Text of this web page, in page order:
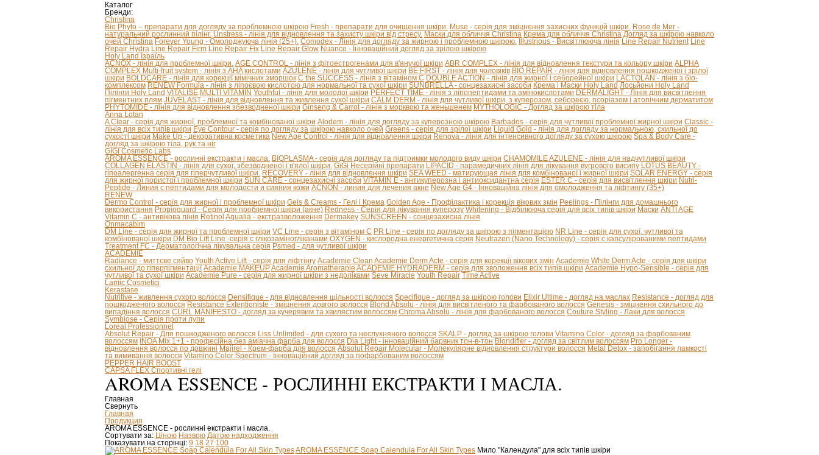
Каталог
Бренди:
Christina
Bio Phyto – препарати для догляду за проблемною шкірою Fresh - препарати для очищення шкіри. Muse - серія для зміцнення захисних функцій шкіри. Rose de Mer -
натуральний рослинний пілінг. Unstress - лінія для відновлення та захисту шкіри від стресу. Маски для обличчя Christina Крема для обличчя Christina Догляд за шкірою навколо
очей Christina Forever Young - Омолоджуюча лінія (25+). Comodex - Лінія для догляду за жирною і проблемною шкірою. Illustrious - Висвітлююча лінія Line Repair Nutrient Line
Repair Hydra Line Repair Firm Line Repair Fix Line Repair Glow Nuance - Інноваційний догляд за зрілою шкірою
Holy Land Ізраїль
ACNOX - лінія для проблемної шкіри. AGE CONTROL - лінія з фітоестрогенами для в'янучої шкіри ABR COMPLEX - лінія для відновлення текстури та кольору шкіри ALPHA
COMPLEX Multi-fruit system - лінія з AHA кислотами AZULENE - лінія для чутливої ​​шкіри BE FIRST - лінія для чоловіків BIO REPAIR - лінія для відновлення пошкодженої і зрілої
шкіри BOLDCARE - лінія для корекції мімічних зморшок C the SUCCESS - лінія з вітаміном С DOUBLE ACTION - лінія для жирної і себорейної шкіри LACTOLAN - лінія з біо-
комплексом RENEW Formula - лінія з ліпоєвою кислотою для нормальної та сухої шкіри SUNBRELLA - сонцезахисні засоби Крема і Маски Holy Land Лосьйони Holy Land
Пілінги Holy Land VITALISE MULTI VITAMIN Youthful - лінія для молодої шкіри PERFECT TIME - лінія з ліпопептидами та амінокислотами DERMALIGHT - Лінія для висвітлення
пігментних плям JUVELAST - лінія для відновлення та живлення сухої шкіри CALM DERM - лінія для чутливої шкіри, з куперозом, себореєю, псоріазом і атопічним дерматитом
PHYTOMIDE - лінія для відновлення збезводненої шкіри Ginseng & Carrot - лінія з морквою та женьшенем MYTHOLOGIC - Догляд за шкірою тіла
Anna Lotan
A Clear - серія для жирної, проблемної та комбінованої шкіри Alodem - лінія для догляду за куперозною шкірою Barbados - серія для чутливої ​​проблемної жирної шкіри Classic -
лінія для всіх типів шкіри Eye Contour - серія по догляду за шкірою навколо очей Greens - серія для зрілої шкіри Liquid Gold - лінія для догляду за нормальною, схильної до
сухості шкіри Make Up - декоративна косметика New Age Control - лінія для відновлення шкіри Renova - лінія для інтенсивного догляду за сухою шкірою Spa & Body Care -
догляд за шкірою тіла, рук та ніг
GIGI Cosmetic Labs
AROMA ESSENCE - рослинні екстракти і масла. BIOPLASMA - серія для догляду та підтримки молодого виду шкіри CHAMOMILE AZULENE - лінія для надчутливої ​​шкіри
COLLAGEN ELASTIN - лінія для сухої, збезводненої і в'ялої шкіри. GiGi Несерійні препарати LIPACID - парамедичних лінія для лікування вугрового висипу LOTUS BEAUTY -
гіпоалергенна серія для гіперчутливої ​​шкіри. RECOVERY - лінія для відновлення шкіри SEA WEED - матирующая лінія для комбінованої і жирної шкіри SOLAR ENERGY - серія
для жирної пористої і проблемної шкіри SUN CARE - сонцезахисні засоби VITAMIN E - антикуперозна і антиоксидантна серія ESTER C - серія для висвітлення шкіри Nutri-
Peptide - Линия с пептидами для молодости и сияния кожи ACNON - линия для лечения акне New Age G4 - Інноваційна лінія для омолодження та ліфтингу (35+)
RENEW
Dermo Control - серія для жирної і проблемної шкіри Gels & Creams - Гелі і Крема Golden Age - Профілактика і корекція вікових змін Peelings - Пілінги для домашнього
використання Propioguard - Серія для проблемної шкіри (акне) Redness - Серія для лікування куперозу Whitening - Відбілююча серія для всіх типів шкіри Маски ANTI AGE
Vitamin C - антивікова лінія Retinol Aqualia - екстразволоження Dermakey SUNSCREEN - сонцезахисна лінія
Onmacabim
DM Line - серія для жирної та проблемної шкіри VC Line - серія з вітаміном С PR Line - серія по догляду за шкірою з пігментацією NR Line - серія для сухої, чутливої та
комбінованої шкіри DM Bio Lift Line -cерія с глікозаміногліканами OXYGEN - кислородна енергетична серія Neutrazen (Nano Technology) - серія с капсулірованими пептидами
Treatment FC - Дерматологічна лікувальна серія Psmed - для чутливої шкіри
ACADEMIE
Radiance - миттєве сяйво Youth Active Lift - серія для ліфтінгу Academie Clean Academie Derm Acte - серія для корекції вікових змін Academie White Derm Acte - серія для шкіри
схильної до гіперпігментації Academie MAKEUPAcademie Aromatherapie ACADEMIE HYDRADERM - серія для зволоження всіх типів шкіри Academie Hypo-Sensible - серія для
чутливої та сухої шкіри Academie Pure - серія для жирної шкіри з недоліками Seve Miracle Youth Repair Time Active
Lamic Cosmetici
Kerastase
Nutritive - живлення сухого волосся Densifique - для відновлення щільності волосся Specifique - догляд за шкірою голови Elixir Ultime - догляд на маслах Resistance - догляд для
пошкодженого волосся Resistance Extentioniste - зміцнення довгого волосся Blond Absolu - лінія для висвітленого та фарбованого волосся Genesis - зміцнення схильного до
випадіння волосся CURL MANIFESTO - догляд за кучерявим та хвилястим волоссям Chroma Absolu - лінія для фарбованого волосся Couture Styling - Лаки для волосся
Symbiose - Серія проти лупи
Loreal Professionnel
Absolut Repair - Для пошкодженого волосся Liss Unlimited - для сухого та неслухняного волосся SKALP - догляд за шкірою голови Vitamino Color - догляд за фарбованим
волоссям INOA Mix 1+1 - професійна без аміачна фарба для волосся Dia Light - інноваційний барвник тон-в-тон Blondifier - догляд за світлим волоссям Pro Longer -
відновлення волосся по довжині Majirel - Крем-фарба для волосся Absolut Repair Molecular - Молекулярне відновлення структури волосся Metal Detox - запобігання ламкості
та вимивання волосся Vitamino Color Spectrum - Інноваційний догляд за пофарбованим волоссям
PEPPER HAIR BOOST
CAPSA FLEX Спортивні гелі
AROMA ESSENCE - РОСЛИННІ ЕКСТРАКТИ І МАСЛА.
Главная
Свернуть
Главная
Продукция
AROMA ESSENCE - рослинні екстракти і масла.
Сортувати за: Ціною Назвою Датою надходження
Показувати на сторінці: 9 18 27 100
AROMA ESSENCE Soap Calendula For All Skin Types Мило "Календула" для всіх типів шкіри